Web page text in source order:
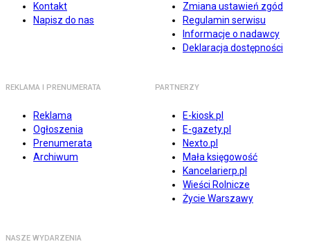
Kontakt
Napisz do nas
Zmiana ustawień zgód
Regulamin serwisu
Informacje o nadawcy
Deklaracja dostępności
REKLAMA I PRENUMERATA
Reklama
Ogłoszenia
Prenumerata
Archiwum
PARTNERZY
E-kiosk.pl
E-gazety.pl
Nexto.pl
Mała księgowość
Kancelarierp.pl
Wieści Rolnicze
Życie Warszawy
NASZE WYDARZENIA